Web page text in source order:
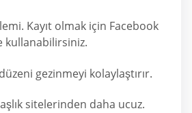
Kayıt olmak için Facebook
kullanabilirsiniz.
gezinmeyi kolaylaştırır.
sitelerinden daha ucuz.